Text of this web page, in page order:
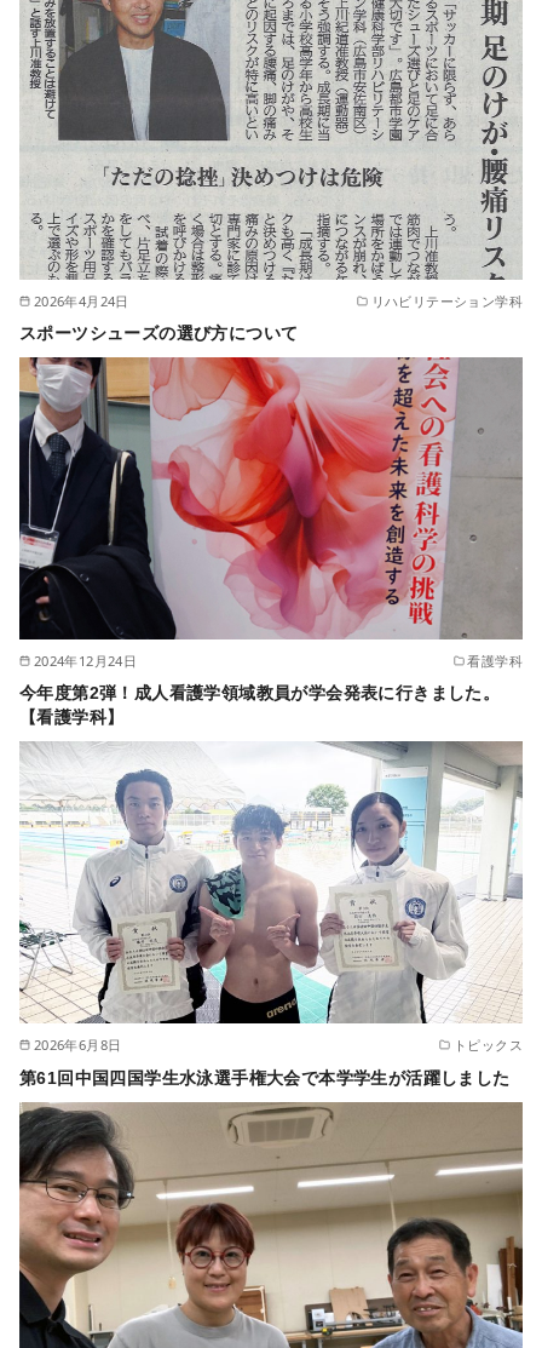
2026年4月24日 リハビリテーション学科
スポーツシューズの選び方について
2024年12月24日 看護学科
今年度第2弾！成人看護学領域教員が学会発表に行きました。
【看護学科】
2026年6月8日 トピックス
第61回中国四国学生水泳選手権大会で本学学生が活躍しました